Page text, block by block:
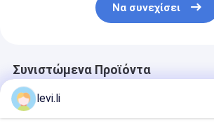
Να συνεχίσει
Συνιστώμενα Προϊόντα
levi.li